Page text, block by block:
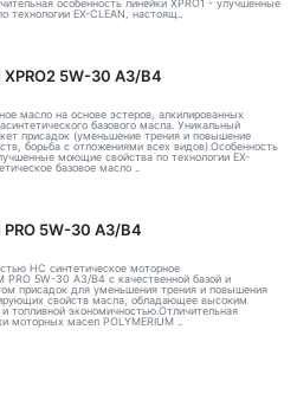
особенность линейки XPRO1 - улучшенные
EX-CLEAN, настоящ..
XPRO2 5W-30 A3/B4
масло на основе эстеров, алкилированных
базового масла. Уникальный
присадок (уменьшение трения и повышение
борьба с отложениями всех видов).Особенность
моющие свойства по технологии EX-
базовое масло ..
PRO 5W-30 A3/B4
HC синтетическое моторное
PRO 5W-30 A3/B4 с качественной базой и
присадок для уменьшения трения и повышения
свойств масла, обладающее высоким
топливной экономичностью.Отличительная
моторных масел POLYMERIUM ..